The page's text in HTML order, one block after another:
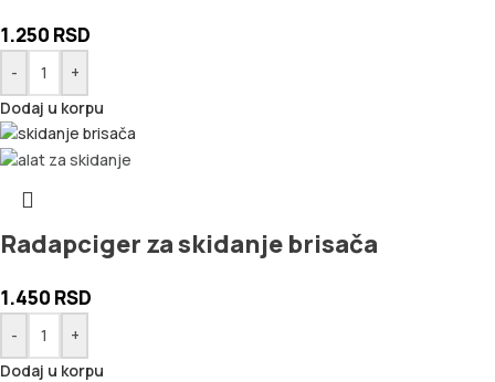
1.250 RSD
-
+
Dodaj u korpu
Radapciger za skidanje brisača
1.450 RSD
-
+
Dodaj u korpu